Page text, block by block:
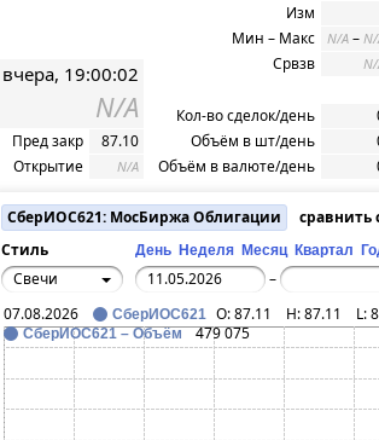
вчера, 19:00:02
N/A
Пред закр
87.10
Открытие
N/A
Изм
Мин – Макс
N/A –
Срвзв
Кол-во сделок/день
Объём в шт/день
Объём в валюте/день
СберИОС621: МосБиржа Облигации
сравнить
Стиль
День Неделя Месяц Квартал
Свечи
–
07.08.2026
СберИОС621 O:87.11 H:87.11 L:
СберИОС621 – Объём 479 075